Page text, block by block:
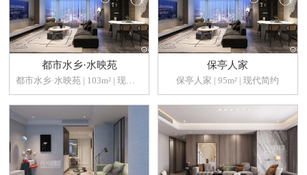
都市水乡·水映苑
都市水乡·水映苑 | 103m² | 现代简约
保亭人家
保亭人家 | 95m² | 现代简约